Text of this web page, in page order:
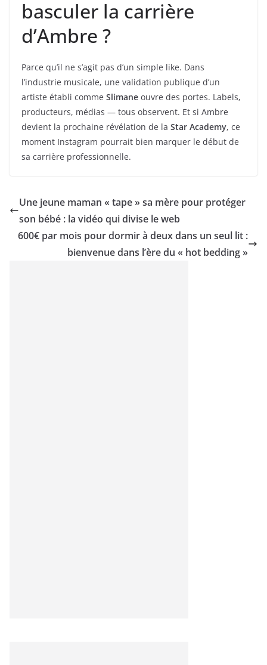
basculer la carrière
d’Ambre ?
Parce qu’il ne s’agit pas d’un simple like. Dans
l’industrie musicale, une validation publique d’un
artiste établi comme Slimane ouvre des portes. Labels,
producteurs, médias — tous observent. Et si Ambre
devient la prochaine révélation de la Star Academy, ce
moment Instagram pourrait bien marquer le début de
sa carrière professionnelle.
Une jeune maman « tape » sa mère pour protéger
son bébé : la vidéo qui divise le web
600€ par mois pour dormir à deux dans un seul lit :
bienvenue dans l’ère du « hot bedding »